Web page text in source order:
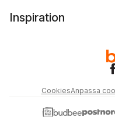
Inspiration
CookiesAnpassa